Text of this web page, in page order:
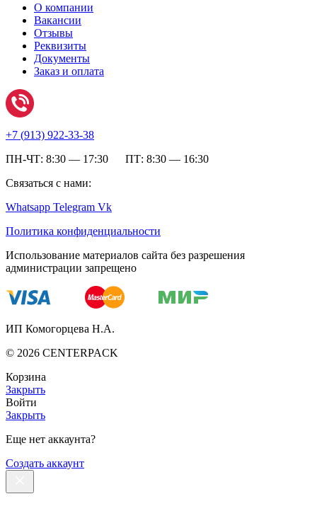
О компании
Вакансии
Отзывы
Реквизиты
Документы
Заказ и оплата
+7 (913) 922-33-38
ПН-ЧТ: 8:30 — 17:30 ПТ: 8:30 — 16:30
Связаться с нами:
Whatsapp Telegram Vk
Политика конфиденциальности
Использование материалов сайта без разрешения
администрации запрещено
ИП Комогорцева Н.А.
© 2026 CENTERPACK
Корзина
Закрыть
Войти
Закрыть
Еще нет аккаунта?
Создать аккаунт